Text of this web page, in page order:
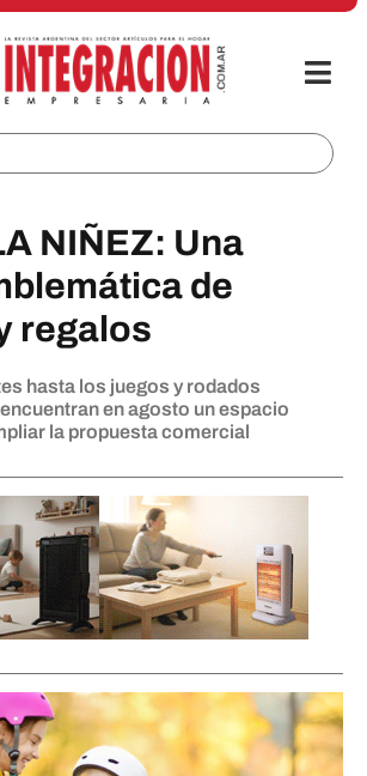
NIÑEZ: Una
de
regalos
hasta los juegos y rodados
en agosto un espacio
la propuesta comercial